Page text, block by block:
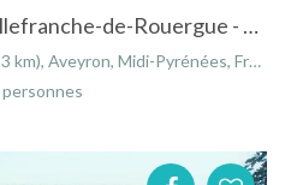
Gîte de la Belle Poule à Villefranche-de-Rouergue - Midi-Pyrénées
Aveyron, Midi-Pyrénées, France
personnes